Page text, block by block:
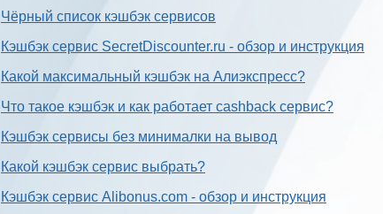
Чёрный список кэшбэк сервисов
Кэшбэк сервис SecretDiscounter.ru - обзор и инструкция
Какой максимальный кэшбэк на Алиэкспресс?
Что такое кэшбэк и как работает cashback сервис?
Кэшбэк сервисы без минималки на вывод
Какой кэшбэк сервис выбрать?
Кэшбэк сервис Alibonus.com - обзор и инструкция